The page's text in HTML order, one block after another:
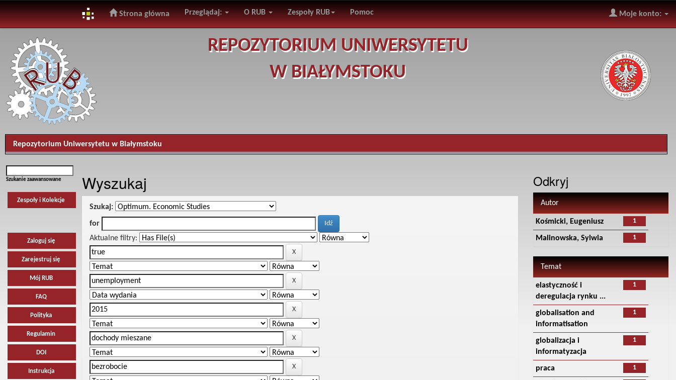
navigation
Strona główna Przeglądaj: O RUB Zespoły RUB Pomoc Moje konto:
REPOZYTORIUM UNIWERSYTETU
W BIAŁYMSTOKU
Repozytorium Uniwersytetu w Białymstoku
Szukanie zaawansowane
Zespoły i Kolekcje
Zaloguj się
Zarejestruj się
Mój RUB
FAQ
Polityka
Regulamin
DOI
Instrukcja
Wyszukaj
Szukaj:
for
Aktualne filtry:
Odkryj
Autor
1
Kośmicki, Eugeniusz
1
Malinowska, Sylwia
Temat
1
elastyczność i
deregulacja rynku ...
1
globalisation and
informatisation
1
globalizacja i
informatyzacja
1
praca